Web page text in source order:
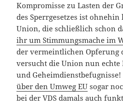
Kompromisse zu Lasten der
des Sperrgesetzes ist
Union, die schließlich schon
ihr um Stimmungsmache im
der vermeintlichen Opferung
versucht die Union nun echte
und Geheimdienstbefugnisse!
über den Umweg EU sogar
bei der VDS damals auch